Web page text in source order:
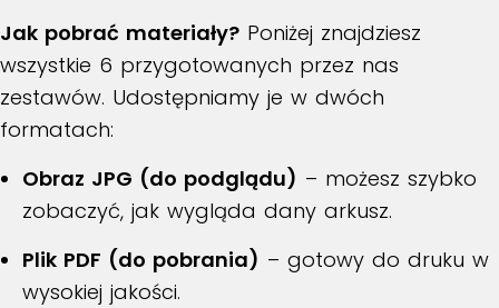
Jak pobrać materiały? Poniżej znajdziesz
wszystkie 6 przygotowanych przez nas
zestawów. Udostępniamy je w dwóch
formatach:
Obraz JPG (do podglądu) – możesz szybko
zobaczyć, jak wygląda dany arkusz.
Plik PDF (do pobrania) – gotowy do druku w
wysokiej jakości.